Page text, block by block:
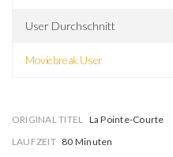
User Durchschnitt
Moviebreak User
ORIGINAL TITEL La Pointe-Courte
LAUFZEIT 80 Minuten